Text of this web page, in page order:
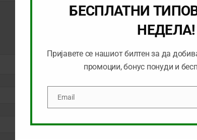
БЕСПЛАТНИ
НЕДЕЛА!
Пријавете се нашиот билтен за да
промоции, бонус понуди и
EmailEmail